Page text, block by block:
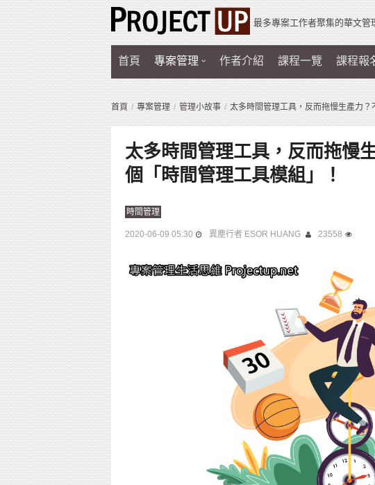
最多專案工作者聚集的華文管
首頁 專案管理 作者介紹 課程一覽 課程報
首頁 專案管理 管理小故事 太多時間管理工具，反而拖慢生產力？
太多時間管理工具，反而拖慢
個「時間管理工具模組」！
時間管理
2020-06-09 05:30 異塵行者 ESOR HUANG 23558